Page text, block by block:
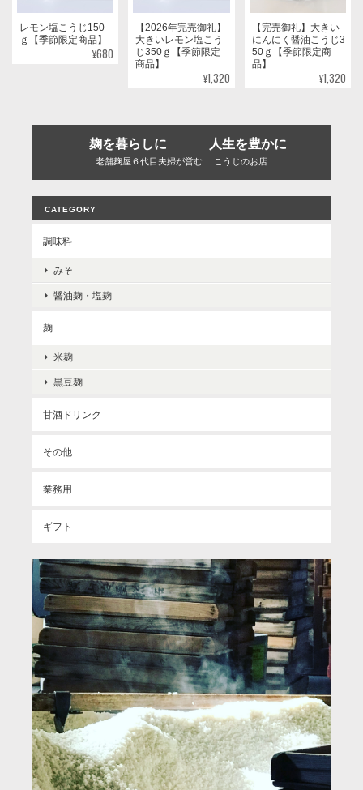
レモン塩こうじ150
ｇ【季節限定商品】
¥680
【2026年完売御礼】
大きいレモン塩こう
じ350ｇ【季節限定
商品】
¥1,320
【完売御礼】大きい
にんにく醤油こうじ3
50ｇ【季節限定商
品】
¥1,320
麹を暮らしに 人生を豊かに
老舗麹屋６代目夫婦が営む こうじのお店
CATEGORY
調味料
みそ
醤油麹・塩麹
麹
米麹
黒豆麹
甘酒ドリンク
その他
業務用
ギフト